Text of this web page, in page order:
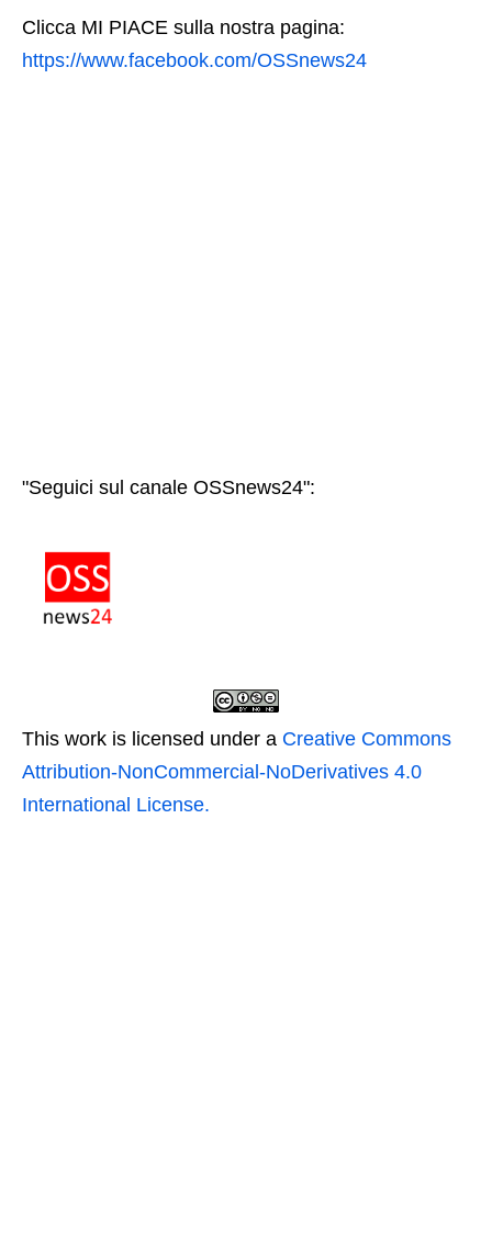
Clicca MI PIACE sulla nostra pagina:
https://www.facebook.com/OSSnews24
"Seguici sul canale OSSnews24":
This work is licensed under a Creative Commons
Attribution-NonCommercial-NoDerivatives 4.0
International License.